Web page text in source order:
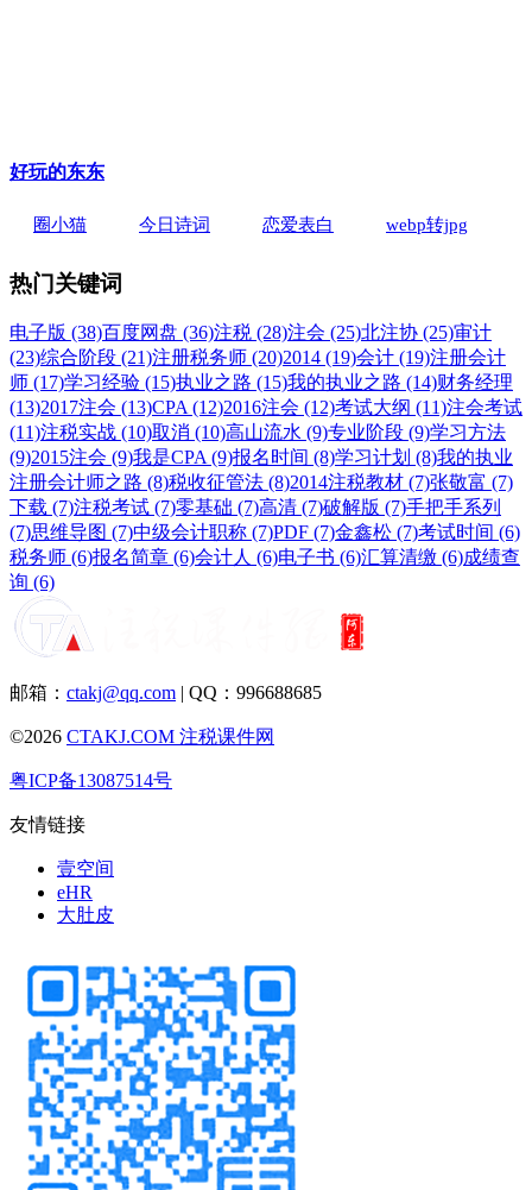
好玩的东东
圈小猫 今日诗词 恋爱表白 webp转jpg
热门关键词
电子版 (38)百度网盘 (36)注税 (28)注会 (25)北注协 (25)审计
(23)综合阶段 (21)注册税务师 (20)2014 (19)会计 (19)注册会计
师 (17)学习经验 (15)执业之路 (15)我的执业之路 (14)财务经理
(13)2017注会 (13)CPA (12)2016注会 (12)考试大纲 (11)注会考试
(11)注税实战 (10)取消 (10)高山流水 (9)专业阶段 (9)学习方法
(9)2015注会 (9)我是CPA (9)报名时间 (8)学习计划 (8)我的执业
注册会计师之路 (8)税收征管法 (8)2014注税教材 (7)张敬富 (7)
下载 (7)注税考试 (7)零基础 (7)高清 (7)破解版 (7)手把手系列
(7)思维导图 (7)中级会计职称 (7)PDF (7)金鑫松 (7)考试时间 (6)
税务师 (6)报名简章 (6)会计人 (6)电子书 (6)汇算清缴 (6)成绩查
询 (6)
邮箱： ctakj@qq.com | QQ：996688685
©2026 CTAKJ.COM 注税课件网
粤ICP备13087514号
友情链接
壹空间
eHR
大肚皮